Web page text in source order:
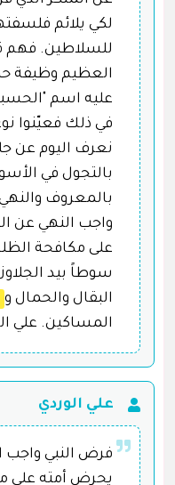
لكي يلائم
للسلاطين. فهم
العظيم وظيفة
عليه اسم
في ذلك فعيّنوا
نعرف اليوم عن
بالتجول في
بالمعروف
واجب النهي عن
على مكافحة
سوطاً بيد
البقال والحمال و
المساكين. علي
علي الوردي
فرض النبي واجب
يحرض أمته على